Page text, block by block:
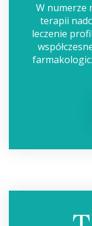
W numerze
terapii
leczenie